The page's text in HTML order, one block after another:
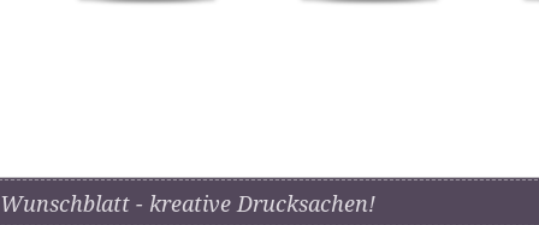
Wunschblatt - kreative Drucksachen!